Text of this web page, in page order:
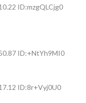
ID:mzgQLCjg0
ID:+NtYh9MI0
ID:8r+Vyj0U0